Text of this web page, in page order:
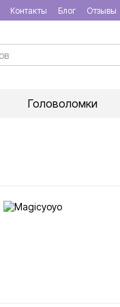
Контакты Блог Отзывы
Головоломки